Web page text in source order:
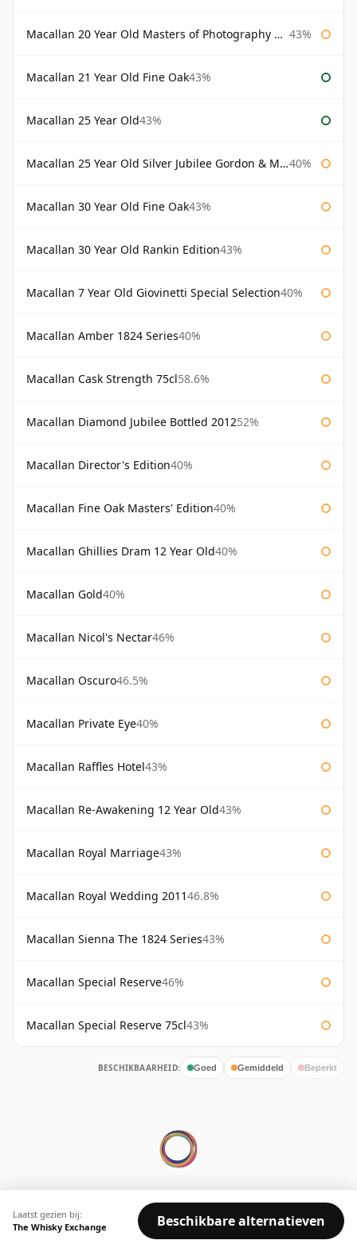
Macallan 20 Year Old Masters of Photography Albert Watson 43%
Macallan 21 Year Old Fine Oak43%
Macallan 25 Year Old43%
Macallan 25 Year Old Silver Jubilee Gordon & Macphail 40%
Macallan 30 Year Old Fine Oak43%
Macallan 30 Year Old Rankin Edition43%
Macallan 7 Year Old Giovinetti Special Selection40%
Macallan Amber 1824 Series40%
Macallan Cask Strength 75cl58.6%
Macallan Diamond Jubilee Bottled 201252%
Macallan Director's Edition40%
Macallan Fine Oak Masters' Edition40%
Macallan Ghillies Dram 12 Year Old40%
Macallan Gold40%
Macallan Nicol's Nectar46%
Macallan Oscuro46.5%
Macallan Private Eye40%
Macallan Raffles Hotel43%
Macallan Re-Awakening 12 Year Old43%
Macallan Royal Marriage43%
Macallan Royal Wedding 201146.8%
Macallan Sienna The 1824 Series43%
Macallan Special Reserve46%
Macallan Special Reserve 75cl43%
BESCHIKBAARHEID: Goed Gemiddeld Beperkt
Laatst gezien bij:
The Whisky Exchange
Beschikbare alternatieven
© 2026 Whisky Marketplace Ltd.
128 City Road, London, EC1V 2NX, UK ·
Bedrijfsnr. 17204643·VAT 519 9116 71